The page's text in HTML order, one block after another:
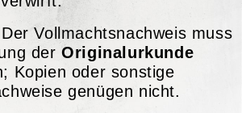
Vollmachtsnachweis muss
derOriginalurkunde
Kopien oder sonstige
genügen nicht.